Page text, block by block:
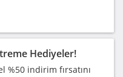
Hediyeler!
%50 indirim fırsatını